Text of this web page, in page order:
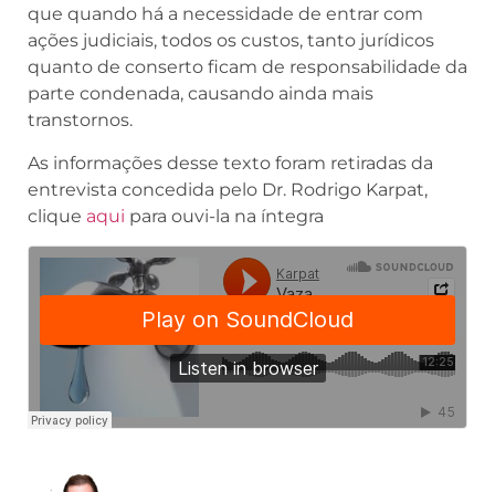
que quando há a necessidade de entrar com
ações judiciais, todos os custos, tanto jurídicos
quanto de conserto ficam de responsabilidade da
parte condenada, causando ainda mais
transtornos.
As informações desse texto foram retiradas da
entrevista concedida pelo Dr. Rodrigo Karpat,
clique aqui para ouvi-la na íntegra